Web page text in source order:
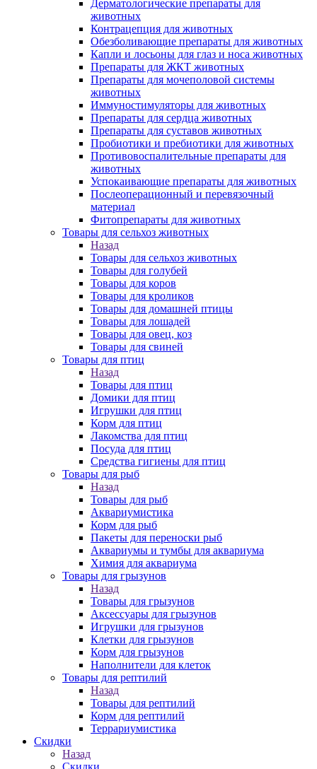
Дерматологические препараты для
животных
Контрацепция для животных
Обезболивающие препараты для животных
Капли и лосьоны для глаз и носа животных
Препараты для ЖКТ животных
Препараты для мочеполовой системы
животных
Иммуностимуляторы для животных
Препараты для сердца животных
Препараты для суставов животных
Пробиотики и пребиотики для животных
Противовоспалительные препараты для
животных
Успокаивающие препараты для животных
Послеоперационный и перевязочный
материал
Фитопрепараты для животных
Товары для сельхоз животных
Назад
Товары для сельхоз животных
Товары для голубей
Товары для коров
Товары для кроликов
Товары для домашней птицы
Товары для лошадей
Товары для овец, коз
Товары для свиней
Товары для птиц
Назад
Товары для птиц
Домики для птиц
Игрушки для птиц
Корм для птиц
Лакомства для птиц
Посуда для птиц
Средства гигиены для птиц
Товары для рыб
Назад
Товары для рыб
Аквариумистика
Корм для рыб
Пакеты для переноски рыб
Аквариумы и тумбы для аквариума
Химия для аквариума
Товары для грызунов
Назад
Товары для грызунов
Аксессуары для грызунов
Игрушки для грызунов
Клетки для грызунов
Корм для грызунов
Наполнители для клеток
Товары для рептилий
Назад
Товары для рептилий
Корм для рептилий
Террариумистика
Скидки
Назад
Скидки